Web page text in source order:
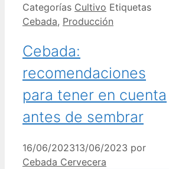
Categorías Cultivo Etiquetas
Cebada, Producción
Cebada:
recomendaciones
para tener en cuenta
antes de sembrar
16/06/202313/06/2023 por
Cebada Cervecera